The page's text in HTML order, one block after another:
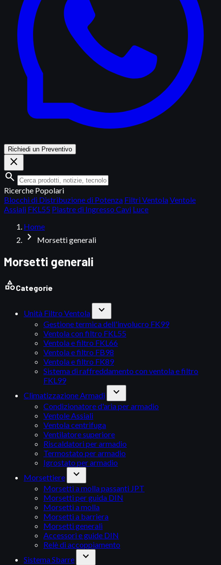
Richiedi un Preventivo
close
search
Ricerche Popolari
Blocchi di Distribuzione di Potenza Filtri VentolaVentole
Assiali FKL55 Piastre di Ingresso Cavi Luce
Home
chevron_right Morsetti generali
Morsetti generali
categoryCategorie
Unità Filtro Ventola expand_more
Gestione termica dell'involucro FK99
Ventola con filtro FKL55
Ventola e filtro FKL66
Ventola e filtro FB98
Ventola e filtro FK89
Sistema di raffreddamento con ventola e filtro
FKL99
Climatizzazione Armadi
expand_more
Condizionatore d'aria per armadio
Ventole Assiali
Ventola centrifuga
Ventilatore superiore
Riscaldatori per armadio
Termostato per armadio
Igrostato per armadio
Morsettiere
expand_more
Morsetti a molla passanti JPT
Morsetti per guida DIN
Morsetti a molla
Morsetti a barriera
Morsetti generali
Accessori e guide DIN
Relè di accoppiamento
Sistema Sbarre
expand_more